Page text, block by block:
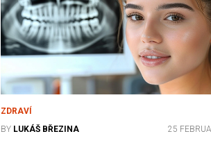
ZDRAVÍ
BY LUKÁŠ BŘEZINA 25